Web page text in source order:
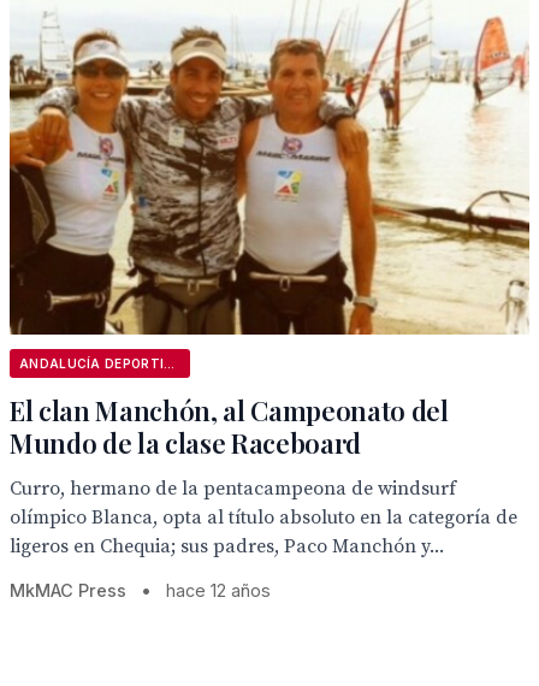
El clan Manchón, al Campeonato del
Mundo de la clase Raceboard
Curro, hermano de la pentacampeona de windsurf
olímpico Blanca, opta al título absoluto en la categoría de
ligeros en Chequia; sus padres, Paco Manchón y...
MkMAC Press • hace 12 años